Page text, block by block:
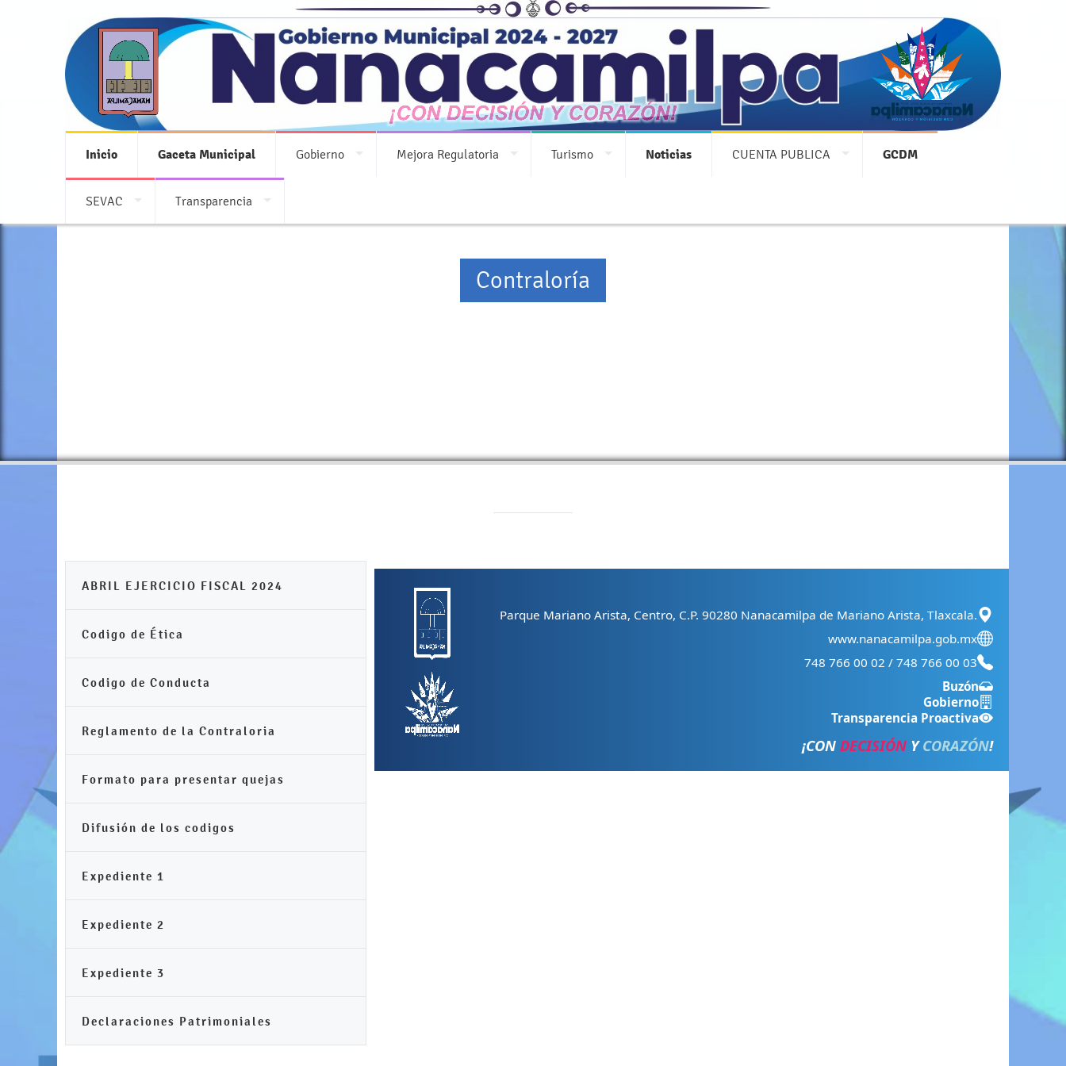
¡Municipio de Nanacamilpa Tlaxcala!
Inicio Gaceta Municipal Gobierno Mejora Regulatoria Turismo Noticias CUENTA PUBLICA GCDM
SEVAC Transparencia
Contraloría
ABRIL EJERCICIO FISCAL 2024
Codigo de Ética
Codigo de Conducta
Reglamento de la Contraloria
Formato para presentar quejas
Difusión de los codigos
Expediente 1
Expediente 2
Expediente 3
Declaraciones Patrimoniales
Parque Mariano Arista, Centro, C.P. 90280 Nanacamilpa de Mariano Arista, Tlaxcala.
www.nanacamilpa.gob.mx
748 766 00 02 / 748 766 00 03
Buzón
Gobierno
Transparencia Proactiva
¡CON DECISIÓN YCORAZÓN!